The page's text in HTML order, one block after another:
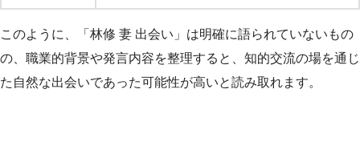
このように、「林修 妻 出会い」は明確に語られていないもの
の、職業的背景や発言内容を整理すると、知的交流の場を通じ
た自然な出会いであった可能性が高いと読み取れます。